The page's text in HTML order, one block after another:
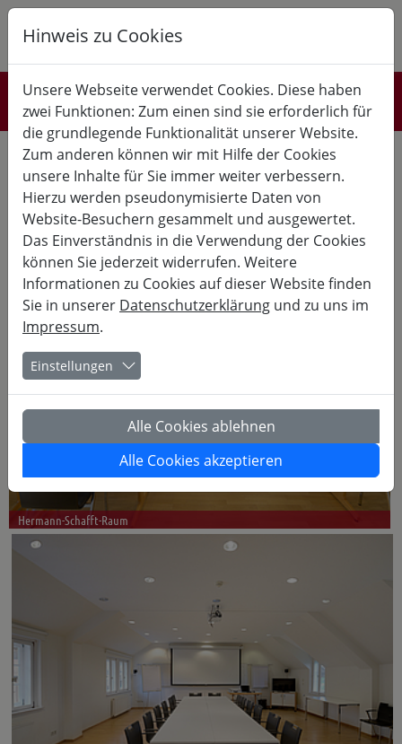
K B
Unsere Räumlichkeiten
ALLE SEMINARRÄUME GÄSTEZIMMER
SPEISESÄLE
GEMEINSCHAFTSRÄUME
Seminarräume
Hermann-Schafft-Raum
Hinweis zu Cookies
Unsere Webseite verwendet Cookies. Diese haben
zwei Funktionen: Zum einen sind sie erforderlich für
die grundlegende Funktionalität unserer Website.
Zum anderen können wir mit Hilfe der Cookies
unsere Inhalte für Sie immer weiter verbessern.
Hierzu werden pseudonymisierte Daten von
Website-Besuchern gesammelt und ausgewertet.
Das Einverständnis in die Verwendung der Cookies
können Sie jederzeit widerrufen. Weitere
Informationen zu Cookies auf dieser Website finden
Sie in unserer Datenschutzerklärung und zu uns im
Impressum.
Einstellungen
Alle Cookies ablehnen
Alle Cookies akzeptieren